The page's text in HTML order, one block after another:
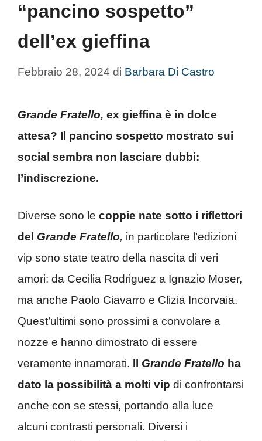
“pancino sospetto”
dell’ex gieffina
Febbraio 28, 2024 di Barbara Di Castro
Grande Fratello, ex gieffina è in dolce
attesa? Il pancino sospetto mostrato sui
social sembra non lasciare dubbi:
l’indiscrezione.
Diverse sono le coppie nate sotto i riflettori
del Grande Fratello, in particolare l’edizioni
vip sono state teatro della nascita di veri
amori: da Cecilia Rodriguez a Ignazio Moser,
ma anche Paolo Ciavarro e Clizia Incorvaia.
Quest’ultimi sono prossimi a convolare a
nozze e hanno dimostrato di essere
veramente innamorati. Il Grande Fratello ha
dato la possibilità a molti vip di confrontarsi
anche con se stessi, portando alla luce
alcuni contrasti personali. Diversi i